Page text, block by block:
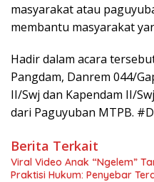
masyarakat atau
membantu masyarakat
Hadir dalam acara
Pangdam, Danrem 044/
II/Swj dan Kapendam II/
dari Paguyuban MTPB.
Berita Terkait
Viral Video Anak “Ngelem”
Praktisi Hukum: Penyebar